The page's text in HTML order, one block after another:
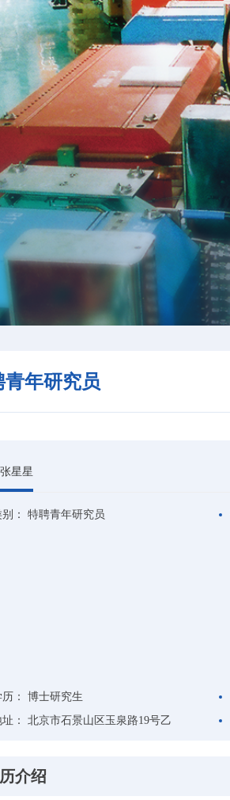
青年研究员
张星星
： 特聘青年研究员
： 博士研究生
：
北京市石景山区玉泉路19号乙
介绍